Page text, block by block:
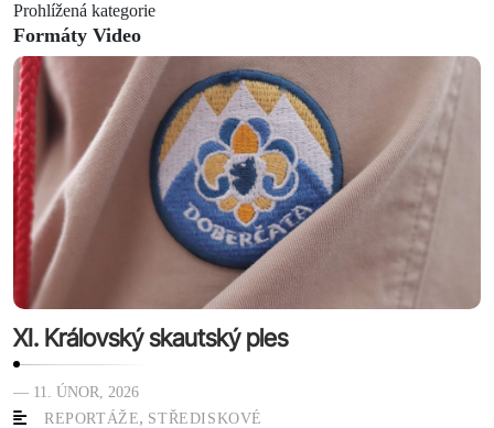
Prohlížená kategorie
Formáty Video
XI. Královský skautský ples
— 11. ÚNOR, 2026
REPORTÁŽE, STŘEDISKOVÉ